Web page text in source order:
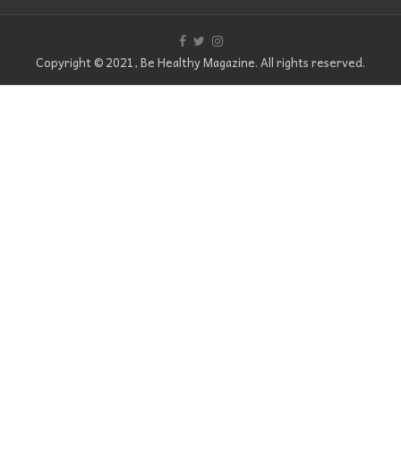
Copyright © 2021, Be Healthy Magazine. All rights reserved.